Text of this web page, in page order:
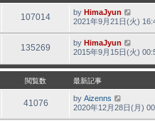
107014 by HimaJyun
2021年9月21日(火)
135269 by HimaJyun
2015年9月15日(火)
閲覧数 最新記事
41076 by Aizenns
2020年12月28日(月)